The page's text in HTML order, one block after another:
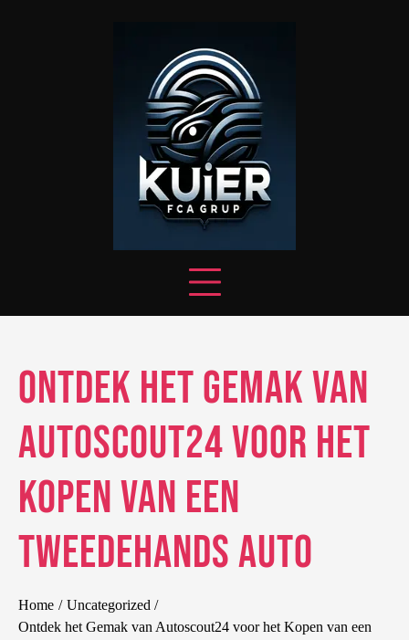
Ontdek het Gemak van
Autoscout24 voor het
Kopen van een
Tweedehands Auto
Home
Uncategorized
Ontdek het Gemak van Autoscout24 voor het Kopen van een